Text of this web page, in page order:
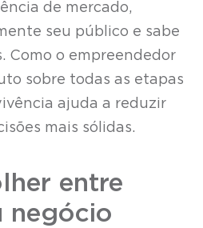
de mercado,
seu público e sabe
Como o empreendedor
sobre todas as etapas
ajuda a reduzir
mais sólidas.
entre
negócio